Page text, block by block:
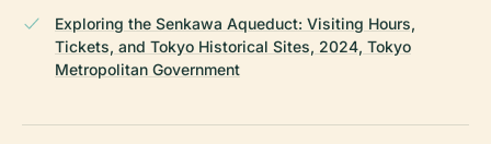
Exploring the Senkawa Aqueduct: Visiting Hours,
Tickets, and Tokyo Historical Sites, 2024, Tokyo
Metropolitan Government